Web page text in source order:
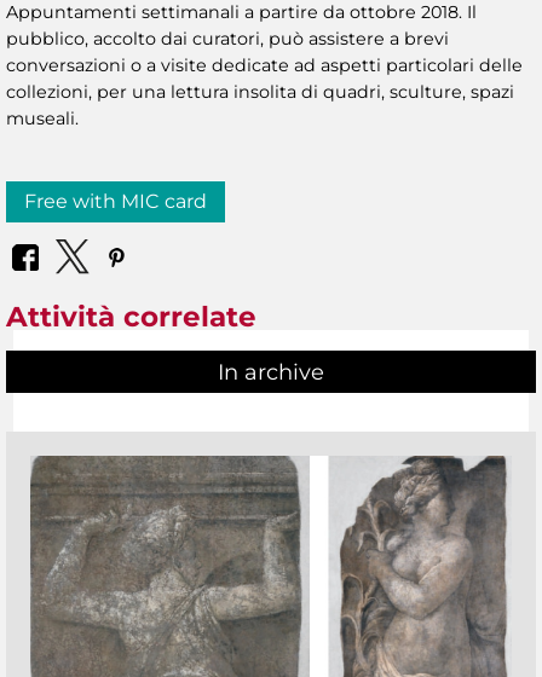
Appuntamenti settimanali a partire da ottobre 2018. Il
pubblico, accolto dai curatori, può assistere a brevi
conversazioni o a visite dedicate ad aspetti particolari delle
collezioni, per una lettura insolita di quadri, sculture, spazi
museali.
Free with MIC card
Attività correlate
In archive